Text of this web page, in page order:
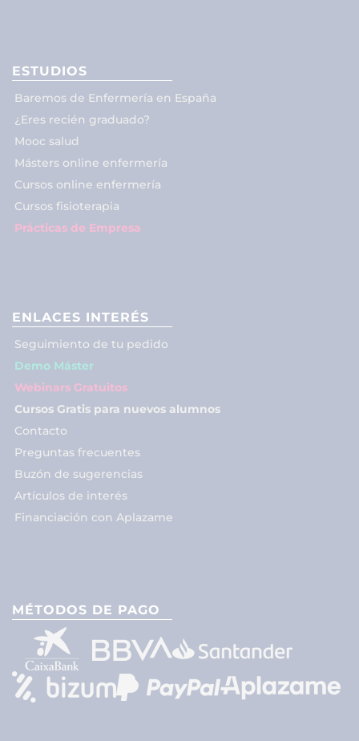
ESTUDIOS
Baremos de Enfermería en España
¿Eres recién graduado?
Mooc salud
Másters online enfermería
Cursos online enfermería
Cursos fisioterapia
Prácticas de Empresa
ENLACES INTERÉS
Seguimiento de tu pedido
Demo Máster
Webinars Gratuitos
Cursos Gratis para nuevos alumnos
Contacto
Preguntas frecuentes
Buzón de sugerencias
Artículos de interés
Financiación con Aplazame
MÉTODOS DE PAGO